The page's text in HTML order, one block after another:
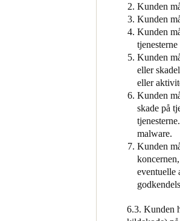
Kunden
Kunden
Kunden
Kunden
eller
eller
Kunden
skade på
malware.
Kunden
eventuelle
6.3. Kunden